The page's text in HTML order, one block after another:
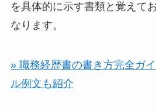
を具体的に示す書類と覚えて
なります。
» 職務経歴書の書き方完全ガ
ル例文も紹介